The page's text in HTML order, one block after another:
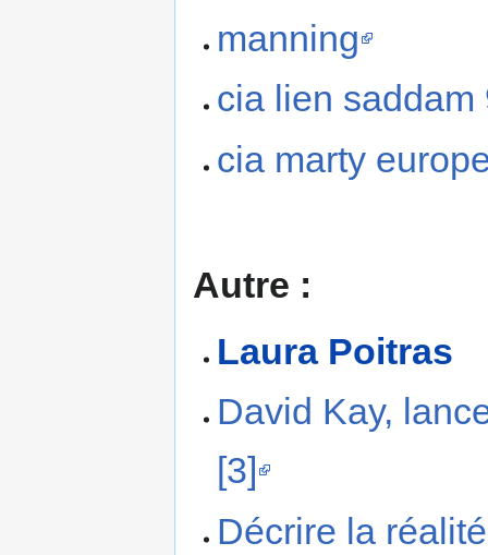
manning
cia lien saddam
cia marty
Autre :
Laura Poitras
David Kay,
[3]
Décrire la